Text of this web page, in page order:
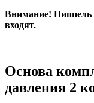
Внимание! Ниппель
входят.
Основа
давления 2